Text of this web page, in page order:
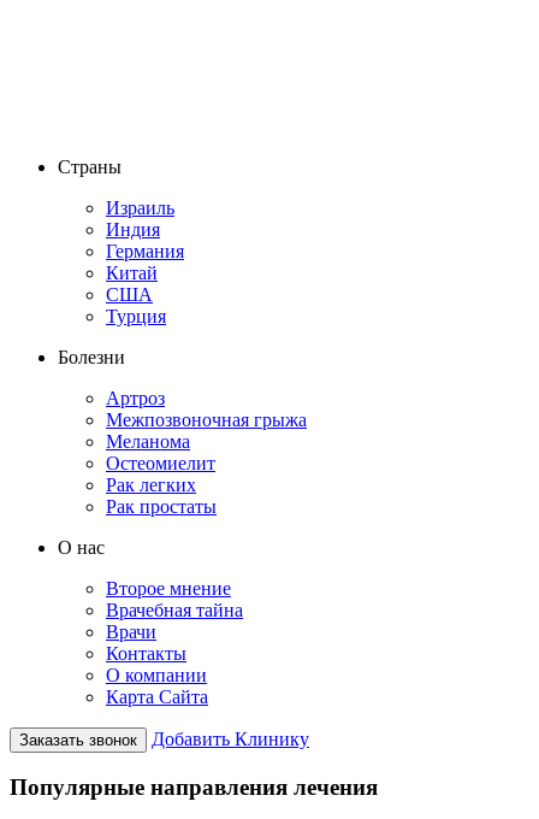
Страны
Израиль
Индия
Германия
Китай
США
Турция
Болезни
Артроз
Межпозвоночная грыжа
Меланома
Остеомиелит
Рак легких
Рак простаты
О нас
Второе мнение
Врачебная тайна
Врачи
Контакты
О компании
Карта Сайта
Заказать звонок Добавить Клинику
Популярные направления лечения